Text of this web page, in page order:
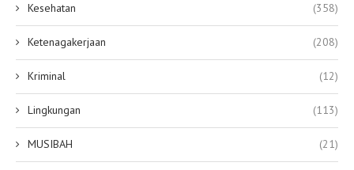
Kesehatan (358)
Ketenagakerjaan (208)
Kriminal (12)
Lingkungan (113)
MUSIBAH (21)